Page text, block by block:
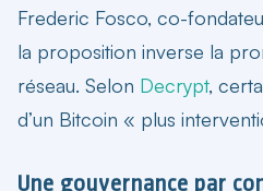
Frederic Fosco, co-
la proposition inverse la
réseau. Selon Decrypt,
d’un Bitcoin « plus
Une gouvernance par